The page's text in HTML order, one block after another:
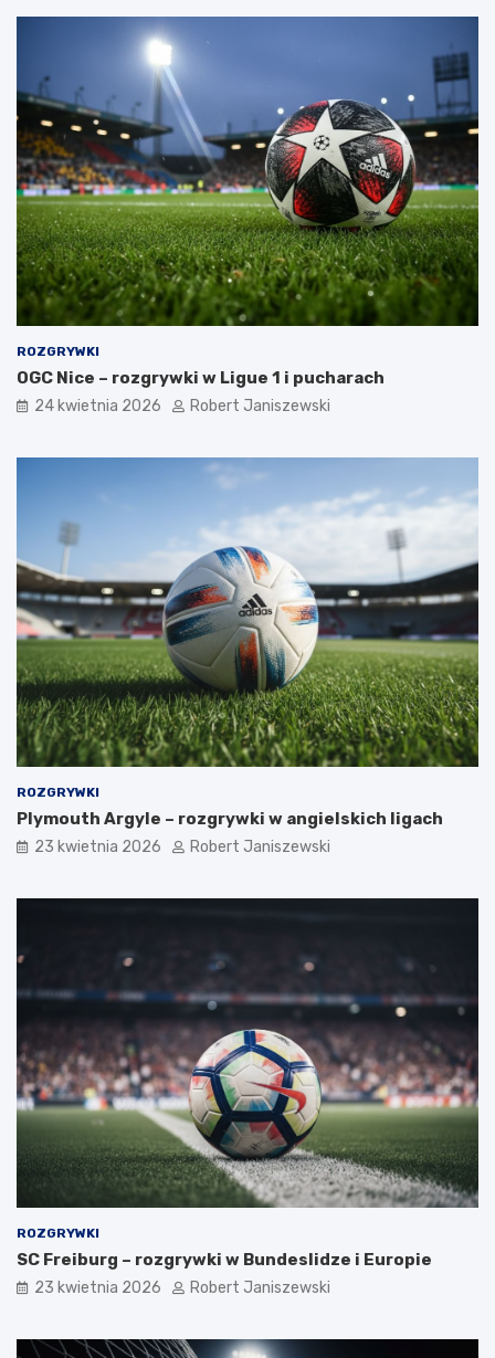
ROZGRYWKI
OGC Nice – rozgrywki w Ligue 1 i pucharach
24 kwietnia 2026 Robert Janiszewski
ROZGRYWKI
Plymouth Argyle – rozgrywki w angielskich ligach
23 kwietnia 2026 Robert Janiszewski
ROZGRYWKI
SC Freiburg – rozgrywki w Bundeslidze i Europie
23 kwietnia 2026 Robert Janiszewski